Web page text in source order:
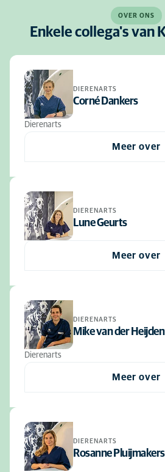
OVER ONS
Enkele collega's van
DIERENARTS
Corné Dankers
Dierenarts
Meer over
DIERENARTS
Lune Geurts
Meer over
DIERENARTS
Mike van der Heijden
Dierenarts
Meer over
DIERENARTS
Rosanne Pluijmakers